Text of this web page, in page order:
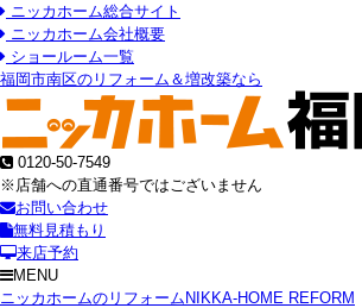
ニッカホーム総合サイト
ニッカホーム会社概要
ショールーム一覧
福岡市南区のリフォーム＆増改築なら
0120-50-7549
※店舗への直通番号ではございません
お問い合わせ
無料見積もり
来店予約
MENU
ニッカホームのリフォーム NIKKA-HOME REFORM